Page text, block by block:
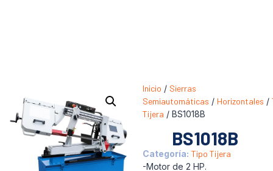
Inicio / Sierras
Semiautomáticas / Horizontales /
Tijera / BS1018B
BS1018B
Categoría: Tipo Tijera
-Motor de 2 HP.